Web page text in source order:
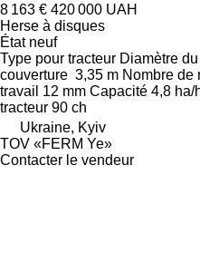
8 163 € 420 000 UAH
Herse à disques
Étatneuf
Type pour tracteur Diamètre
couverture 3,35 m Nombre de
travail 12 mm Capacité 4,8 ha/
tracteur 90 ch
Ukraine, Kyiv
TOV «FERM Ye»
Contacter le vendeur